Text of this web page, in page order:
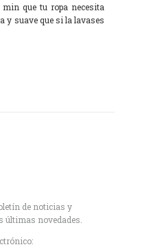
que tu ropa necesita
y suave que si la lavases
de noticias y
últimas novedades.